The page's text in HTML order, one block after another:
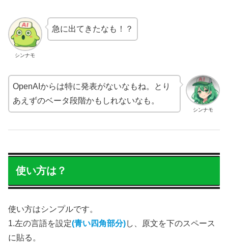
シンナモ
急に出てきたなも！？
シンナモ
OpenAIからは特に発表がないなもね。とり
あえずのベータ段階かもしれないなも。
使い方は？
使い方はシンプルです。
1.左の言語を設定(青い四角部分)し、原文を下のスペース
に貼る。